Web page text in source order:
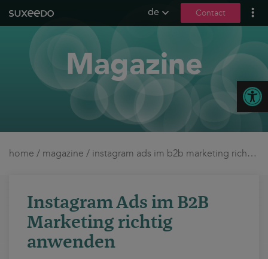
de Contact
what we do
leadgenerierung
content marketing
social media
b2b marketing
ux und conversions
about us
Magazine
home / magazine / instagram ads im b2b marketing richtig anwenden
Instagram Ads im B2B
Marketing richtig
anwenden